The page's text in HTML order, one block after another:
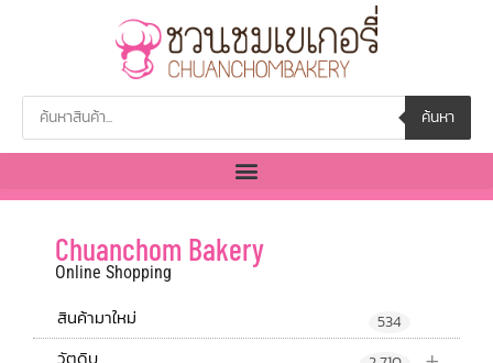
ค้นหา
Chuanchom Bakery
Online Shopping
สินค้ามาใหม่ 534
วัตุดิบ